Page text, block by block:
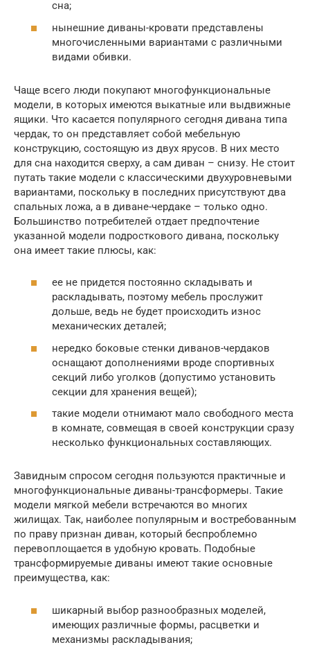
сна;
нынешние диваны-кровати представлены
многочисленными вариантами с различными
видами обивки.
Чаще всего люди покупают многофункциональные
модели, в которых имеются выкатные или выдвижные
ящики. Что касается популярного сегодня дивана типа
чердак, то он представляет собой мебельную
конструкцию, состоящую из двух ярусов. В них место
для сна находится сверху, а сам диван – снизу. Не стоит
путать такие модели с классическими двухуровневыми
вариантами, поскольку в последних присутствуют два
спальных ложа, а в диване-чердаке – только одно.
Большинство потребителей отдает предпочтение
указанной модели подросткового дивана, поскольку
она имеет такие плюсы, как:
ее не придется постоянно складывать и
раскладывать, поэтому мебель прослужит
дольше, ведь не будет происходить износ
механических деталей;
нередко боковые стенки диванов-чердаков
оснащают дополнениями вроде спортивных
секций либо уголков (допустимо установить
секции для хранения вещей);
такие модели отнимают мало свободного места
в комнате, совмещая в своей конструкции сразу
несколько функциональных составляющих.
Завидным спросом сегодня пользуются практичные и
многофункциональные диваны-трансформеры. Такие
модели мягкой мебели встречаются во многих
жилищах. Так, наиболее популярным и востребованным
по праву признан диван, который беспроблемно
перевоплощается в удобную кровать. Подобные
трансформируемые диваны имеют такие основные
преимущества, как:
шикарный выбор разнообразных моделей,
имеющих различные формы, расцветки и
механизмы раскладывания;